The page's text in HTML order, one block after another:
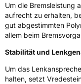
EU Label
NasshaftungB
Um die Bremsleistung
aufrecht zu erhalten,
gut abgestimmten
allem beim
Stabilität und
Um das
halten, setzt